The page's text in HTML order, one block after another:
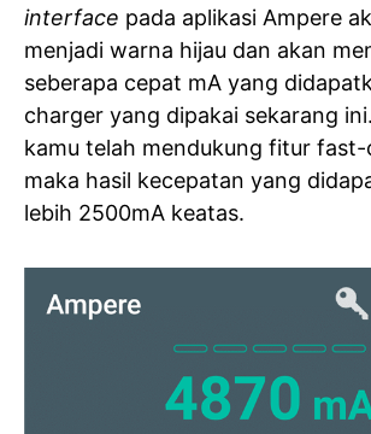
interface pada aplikasi Ampere
menjadi warna hijau dan akan
seberapa cepat mA yang
charger yang dipakai sekarang
kamu telah mendukung fitur
maka hasil kecepatan yang
lebih 2500mA keatas.